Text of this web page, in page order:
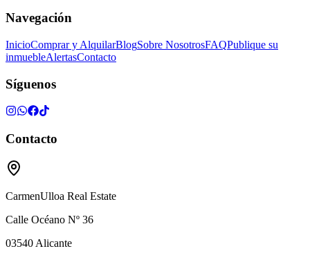
Navegación
InicioComprar y AlquilarBlogSobre NosotrosFAQPublique su
inmuebleAlertasContacto
Síguenos
Contacto
CarmenUlloa Real Estate
Calle Océano Nº 36
03540 Alicante